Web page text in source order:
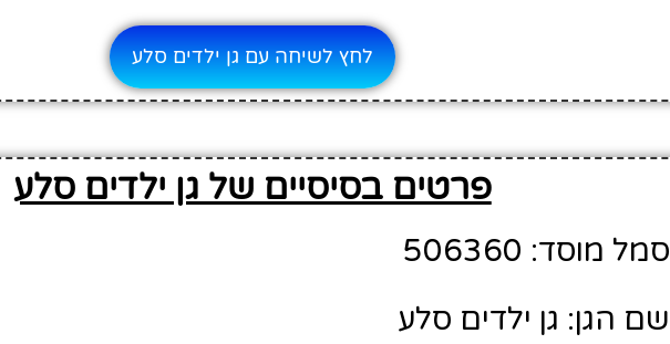
לחץ לשיחה עם גן ילדים סלע
פרטים בסיסיים של גן ילדים סלע
סמל מוסד: 506360
שם הגן: גן ילדים סלע